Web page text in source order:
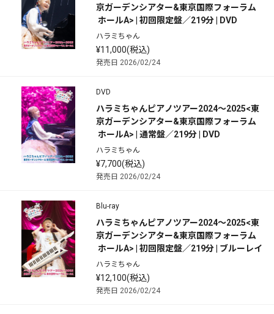
京ガーデンシアター&東京国際フォーラム
ホールA> | 初回限定盤／219分 | DVD
ハラミちゃん
¥11,000(税込)
発売日 2026/02/24
DVD
ハラミちゃんピアノツアー2024～2025<東
京ガーデンシアター&東京国際フォーラム
ホールA> | 通常盤／219分 | DVD
ハラミちゃん
¥7,700(税込)
発売日 2026/02/24
Blu-ray
ハラミちゃんピアノツアー2024～2025<東
京ガーデンシアター&東京国際フォーラム
ホールA> | 初回限定盤／219分 | ブルーレイ
ハラミちゃん
¥12,100(税込)
発売日 2026/02/24